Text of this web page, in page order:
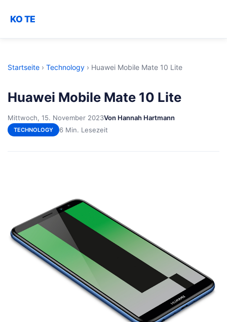
KO TE
Startseite › Technology › Huawei Mobile Mate 10 Lite
Huawei Mobile Mate 10 Lite
Mittwoch, 15. November 2023Von Hannah Hartmann
TECHNOLOGY 6 Min. Lesezeit